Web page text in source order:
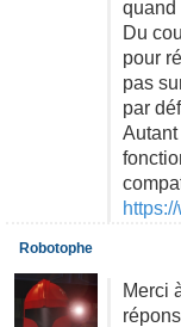
quand
Du
pour
pas
par
Merci
Robotophe